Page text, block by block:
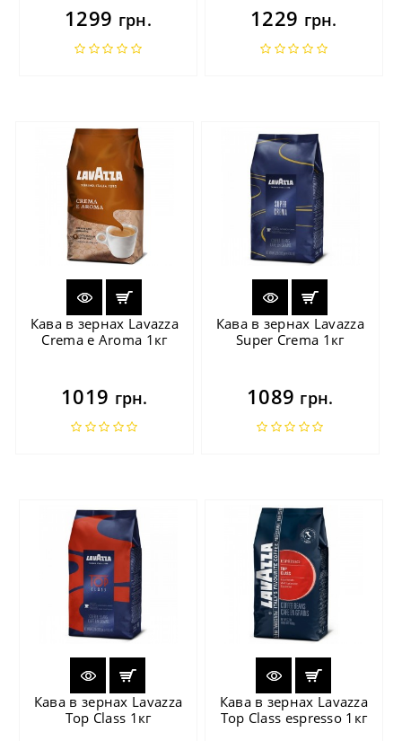
1299 грн. 1229 грн.
Кава в зернах Lavazza
Crema e Aroma 1кг
1019 грн.
Кава в зернах Lavazza
Super Crema 1кг
1089 грн.
Кава в зернах Lavazza
Top Class 1кг
Кава в зернах Lavazza
Top Class espresso 1кг